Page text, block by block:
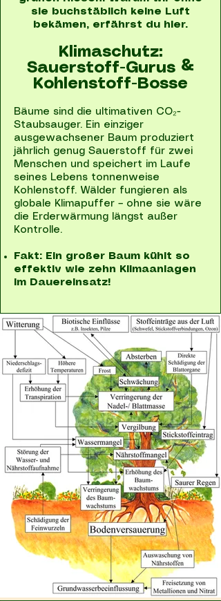
sie buchstäblich keine Luft
bekämen, erfährst du hier.
Klimaschutz:
Sauerstoff-Gurus &
Kohlenstoff-Bosse
Bäume sind die ultimativen CO₂-
Staubsauger. Ein einziger
ausgewachsener Baum produziert
jährlich genug Sauerstoff für zwei
Menschen und speichert im Laufe
seines Lebens tonnenweise
Kohlenstoff. Wälder fungieren als
globale Klimapuffer – ohne sie wäre
die Erderwärmung längst außer
Kontrolle.
Fakt: Ein großer Baum kühlt so
effektiv wie zehn Klimaanlagen
im Dauereinsatz!